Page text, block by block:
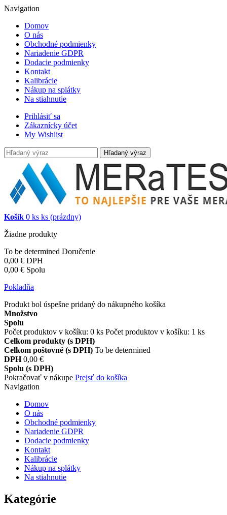
Navigation
Domov
O nás
Obchodné podmienky
Nariadenie GDPR
Dodacie podmienky
Kontakt
Kalibrácie
Nákup na splátky
Na stiahnutie
Prihlásiť sa
Zákaznícky účet
My Wishlist
Hľadaný výraz
Košík 0 ks ks (prázdny)
Žiadne produkty
To be determined Doručenie
0,00 € DPH
0,00 € Spolu
Pokladňa
Produkt bol úspešne pridaný do nákupného košíka
Množstvo
Spolu
Počet produktov v košíku: 0 ks Počet produktov v košíku: 1 ks
Celkom produkty (s DPH)
Celkom poštovné (s DPH) To be determined
DPH 0,00 €
Spolu (s DPH)
Pokračovať v nákupe Prejsť do košíka
Navigation
Domov
O nás
Obchodné podmienky
Nariadenie GDPR
Dodacie podmienky
Kontakt
Kalibrácie
Nákup na splátky
Na stiahnutie
Kategórie